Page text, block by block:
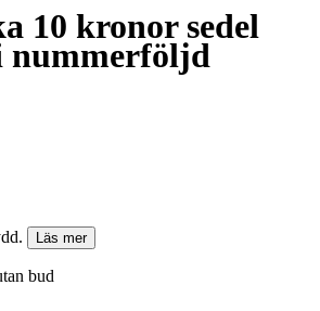
10 kronor sedel
nummerföljd
Läs mer
bud